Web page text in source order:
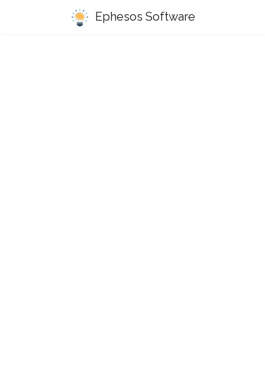
Ephesos Software